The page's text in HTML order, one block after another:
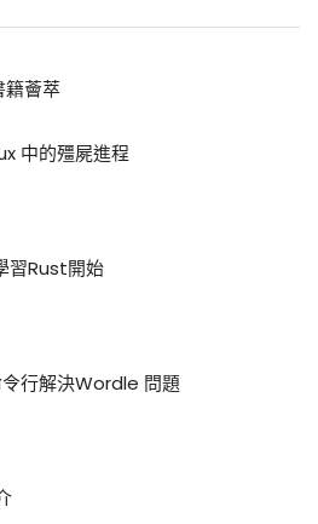
籍薈萃
中的殭屍進程
習Rust開始
行解決Wordle 問題